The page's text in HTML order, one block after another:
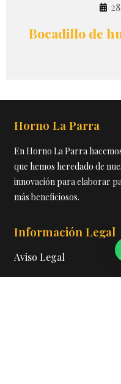
Bocadillo de
Horno La Parra
En Horno La Parra
que hemos heredado de
innovación para elaborar
más beneficiosos.
Información Legal
Aviso Legal